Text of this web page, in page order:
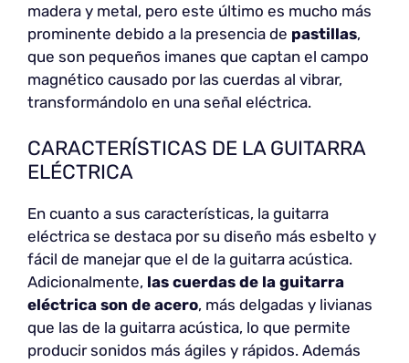
madera y metal, pero este último es mucho más
prominente debido a la presencia de pastillas,
que son pequeños imanes que captan el campo
magnético causado por las cuerdas al vibrar,
transformándolo en una señal eléctrica.
CARACTERÍSTICAS DE LA GUITARRA
ELÉCTRICA
En cuanto a sus características, la guitarra
eléctrica se destaca por su diseño más esbelto y
fácil de manejar que el de la guitarra acústica.
Adicionalmente, las cuerdas de la guitarra
eléctrica son de acero, más delgadas y livianas
que las de la guitarra acústica, lo que permite
producir sonidos más ágiles y rápidos. Además